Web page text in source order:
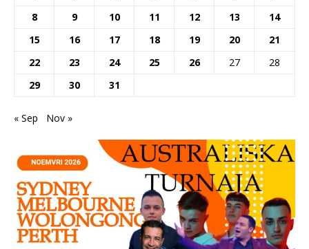
8
9 10 11 12 13
14
15
16 17 18 19 20
21
22
23 24 25 26 27
28
29
30 31
« Sep Nov »